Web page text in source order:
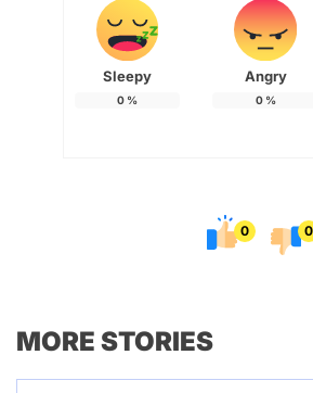
Sleepy
0 %
Angry
0%
0 0
MORE STORIES